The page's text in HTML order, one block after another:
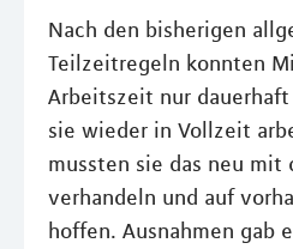
Nach den bisherigen
Teilzeitregeln konnten
Arbeitszeit nur
sie wieder in Vollzeit
mussten sie das neu mit
verhandeln und auf
hoffen. Ausnahmen gab